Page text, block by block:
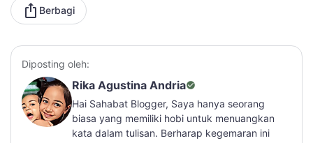
Berbagi
Diposting oleh:
Rika Agustina Andria
Hai Sahabat Blogger, Saya hanya seorang
biasa yang memiliki hobi untuk menuangkan
kata dalam tulisan. Berharap kegemaran ini